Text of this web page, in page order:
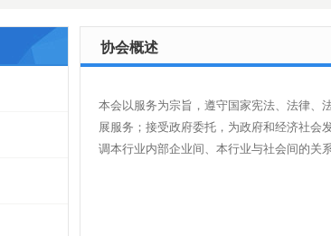
换“心”提质效 乡镇电网添动能（图文）
协会概述
本会以服务为宗旨，遵守国家宪法、法律、
展服务；接受政府委托，为政府和经济社会
调本行业内部企业间、本行业与社会间的关